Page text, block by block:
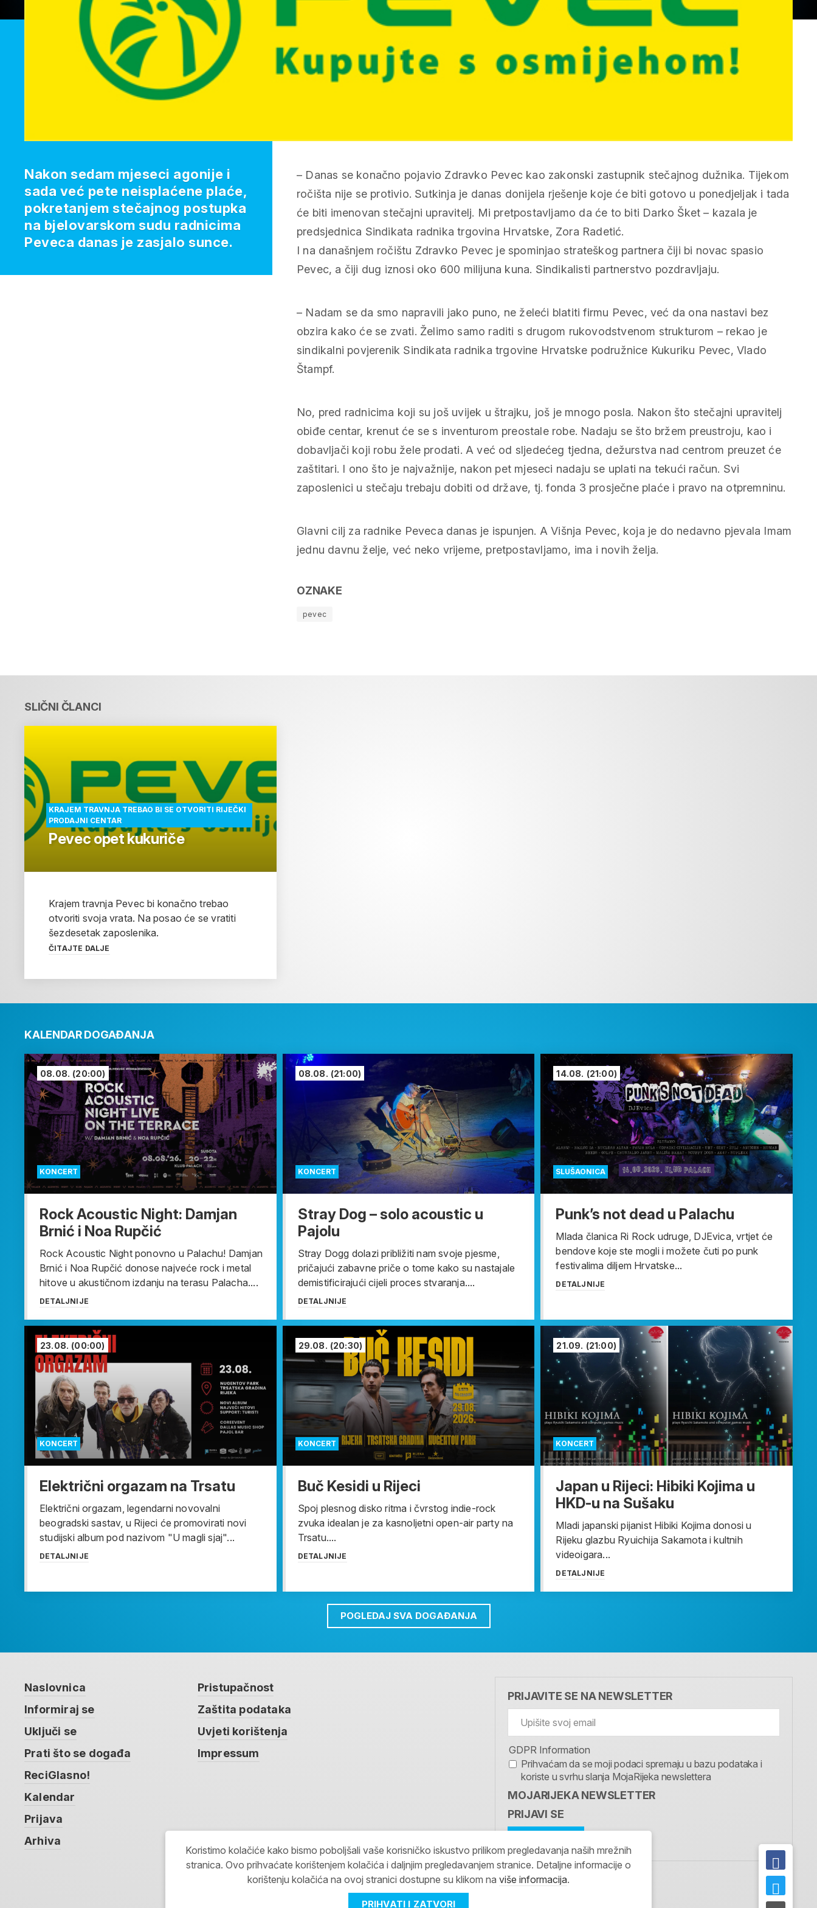
– Danas se konačno pojavio Zdravko Pevec kao zakonski zastupnik stečajnog dužnika. Tijekom
ročišta nije se protivio. Sutkinja je danas donijela rješenje koje će biti gotovo u ponedjeljak i tada
će biti imenovan stečajni upravitelj. Mi pretpostavljamo da će to biti Darko Šket – kazala je
predsjednica Sindikata radnika trgovina Hrvatske, Zora Radetić.
I na današnjem ročištu Zdravko Pevec je spominjao strateškog partnera čiji bi novac spasio
Pevec, a čiji dug iznosi oko 600 milijuna kuna. Sindikalisti partnerstvo pozdravljaju.
– Nadam se da smo napravili jako puno, ne želeći blatiti firmu Pevec, već da ona nastavi bez
obzira kako će se zvati. Želimo samo raditi s drugom rukovodstvenom strukturom – rekao je
sindikalni povjerenik Sindikata radnika trgovine Hrvatske podružnice Kukuriku Pevec, Vlado
Štampf.
No, pred radnicima koji su još uvijek u štrajku, još je mnogo posla. Nakon što stečajni upravitelj
obiđe centar, krenut će se s inventurom preostale robe. Nadaju se što bržem preustroju, kao i
dobavljači koji robu žele prodati. A već od sljedećeg tjedna, dežurstva nad centrom preuzet će
zaštitari. I ono što je najvažnije, nakon pet mjeseci nadaju se uplati na tekući račun. Svi
zaposlenici u stečaju trebaju dobiti od države, tj. fonda 3 prosječne plaće i pravo na otpremninu.
Glavni cilj za radnike Peveca danas je ispunjen. A Višnja Pevec, koja je do nedavno pjevala Imam
jednu davnu želje, već neko vrijeme, pretpostavljamo, ima i novih želja.
OZNAKE
pevec
Nakon sedam mjeseci agonije i
sada već pete neisplaćene plaće,
pokretanjem stečajnog postupka
na bjelovarskom sudu radnicima
Peveca danas je zasjalo sunce.
SLIČNI ČLANCI
KRAJEM TRAVNJA TREBAO BI SE OTVORITI RIJEČKI
PRODAJNI CENTAR
Pevec opet kukuriče
Krajem travnja Pevec bi konačno trebao
otvoriti svoja vrata. Na posao će se vratiti
šezdesetak zaposlenika.
ČITAJTE DALJE
KALENDAR DOGAĐANJA
KONCERT
08.08. (20:00)
Rock Acoustic Night: Damjan
Brnić i Noa Rupčić
Rock Acoustic Night ponovno u Palachu! Damjan
Brnić i Noa Rupčić donose najveće rock i metal
hitove u akustičnom izdanju na terasu Palacha....
DETALJNIJE
KONCERT
08.08. (21:00)
Stray Dog – solo acoustic u
Pajolu
Stray Dogg dolazi približiti nam svoje pjesme,
pričajući zabavne priče o tome kako su nastajale
demistificirajući cijeli proces stvaranja....
DETALJNIJE
SLUŠAONICA
14.08. (21:00)
Punk’s not dead u Palachu
Mlada članica Ri Rock udruge, DJEvica, vrtjet će
bendove koje ste mogli i možete čuti po punk
festivalima diljem Hrvatske...
DETALJNIJE
KONCERT
23.08. (00:00)
Električni orgazam na Trsatu
Električni orgazam, legendarni novovalni
beogradski sastav, u Rijeci će promovirati novi
studijski album pod nazivom "U magli sjaj"...
DETALJNIJE
KONCERT
29.08. (20:30)
Buč Kesidi u Rijeci
Spoj plesnog disko ritma i čvrstog indie-rock
zvuka idealan je za kasnoljetni open-air party na
Trsatu....
DETALJNIJE
KONCERT
21.09. (21:00)
Japan u Rijeci: Hibiki Kojima u
HKD-u na Sušaku
Mladi japanski pijanist Hibiki Kojima donosi u
Rijeku glazbu Ryuichija Sakamota i kultnih
videoigara...
DETALJNIJE
POGLEDAJ SVA DOGAĐANJA
Naslovnica
Informiraj se
Uključi se
Prati što se događa
ReciGlasno!
Kalendar
Prijava
Arhiva
Pristupačnost
Zaštita podataka
Uvjeti korištenja
Impressum
PRIJAVITE SE NA NEWSLETTER
GDPR Information
Prihvaćam da se moji podaci spremaju u bazu podataka i
koriste u svrhu slanja MojaRijeka newslettera
MOJARIJEKA NEWSLETTER
PRIJAVI SE
Koristimo kolačiće kako bismo poboljšali vaše korisničko iskustvo prilikom pregledavanja naših mrežnih
stranica. Ovo prihvaćate korištenjem kolačića i daljnjim pregledavanjem stranice. Detaljne informacije o
korištenju kolačića na ovoj stranici dostupne su klikom na više informacija.
PRIHVATI I ZATVORI